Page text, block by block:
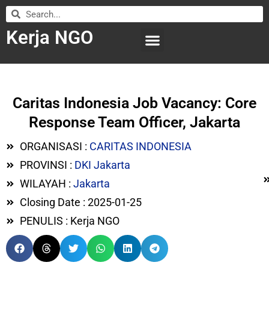
Kerja NGO
Caritas Indonesia Job Vacancy: Core
Response Team Officer, Jakarta
ORGANISASI : CARITAS INDONESIA
PROVINSI : DKI Jakarta
WILAYAH : Jakarta
Closing Date : 2025-01-25
PENULIS : Kerja NGO